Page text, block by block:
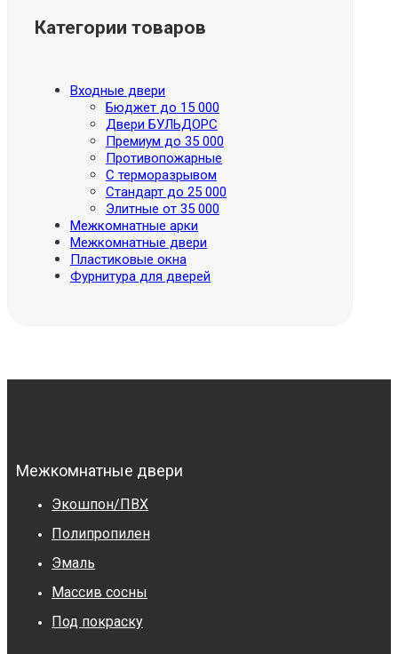
Категории товаров
Входные двери
Бюджет до 15 000
Двери БУЛЬДОРС
Премиум до 35 000
Противопожарные
С терморазрывом
Стандарт до 25 000
Элитные от 35 000
Межкомнатные арки
Межкомнатные двери
Пластиковые окна
Фурнитура для дверей
Межкомнатные двери
Экошпон/ПВХ
Полипропилен
Эмаль
Массив сосны
Под покраску